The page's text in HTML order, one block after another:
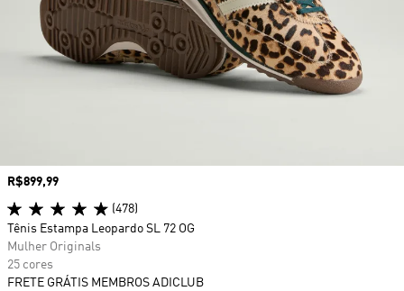
Preço
R$899,99
(478)
Tênis Estampa Leopardo SL 72 OG
Mulher Originals
25 cores
FRETE GRÁTIS MEMBROS ADICLUB